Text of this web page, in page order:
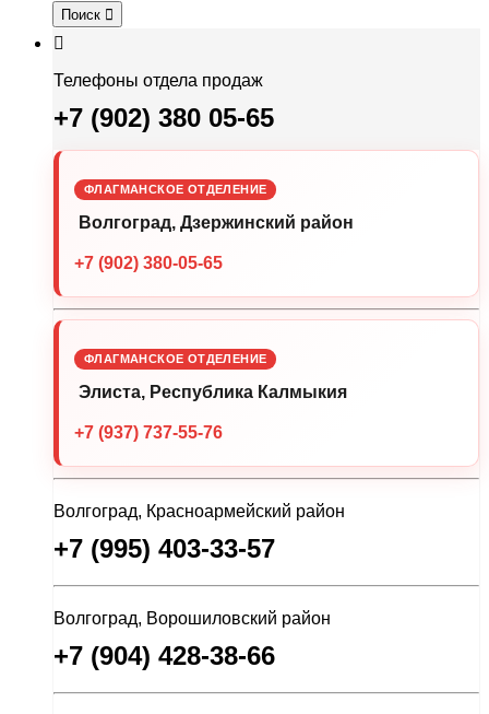
Поиск
Телефоны отдела продаж
+7 (902) 380 05-65
ФЛАГМАНСКОЕ ОТДЕЛЕНИЕ
Волгоград, Дзержинский район
+7 (902) 380-05-65
ФЛАГМАНСКОЕ ОТДЕЛЕНИЕ
Элиста, Республика Калмыкия
+7 (937) 737-55-76
Волгоград, Красноармейский район
+7 (995) 403-33-57
Волгоград, Ворошиловский район
+7 (904) 428-38-66